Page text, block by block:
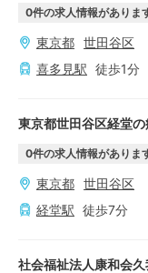
0件の求人情報がありま
東京都 世田谷区
喜多見駅 徒歩1分
東京都世田谷区経堂
0件の求人情報がありま
東京都 世田谷区
経堂駅 徒歩7分
社会福祉法人康和会